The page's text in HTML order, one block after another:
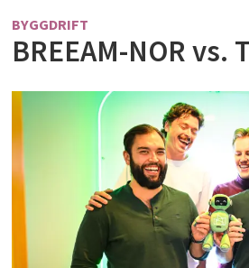
BYGGDRIFT
BREEAM-NOR vs.